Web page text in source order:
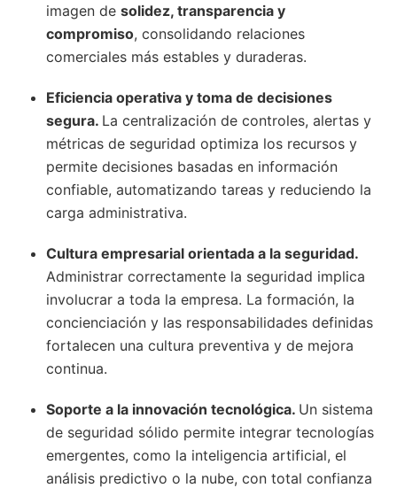
imagen desolidez, transparencia y
compromiso, consolidando relaciones
comerciales más estables y duraderas.
Eficiencia operativa y toma de decisiones
segura. La centralización de controles, alertas y
métricas de seguridad optimiza los recursos y
permite decisiones basadas en información
confiable, automatizando tareas y reduciendo la
carga administrativa.
Cultura empresarial orientada a la seguridad.
Administrar correctamente la seguridad implica
involucrar a toda la empresa. La formación, la
concienciación y las responsabilidades definidas
fortalecen una cultura preventiva y de mejora
continua.
Soporte a la innovación tecnológica. Un sistema
de seguridad sólido permite integrar tecnologías
emergentes, como la inteligencia artificial, el
análisis predictivo o la nube, con total confianza